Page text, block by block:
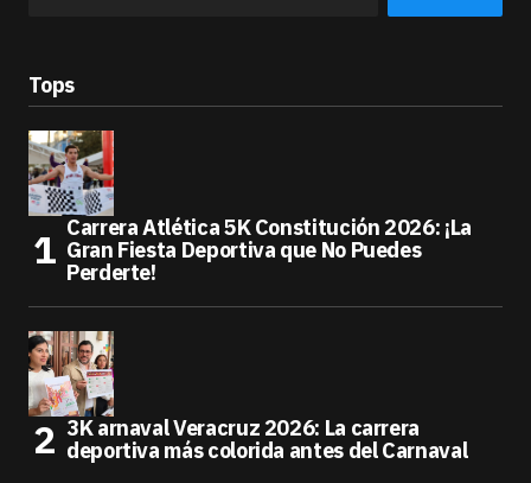
Tops
Carrera Atlética 5K Constitución 2026: ¡La
Gran Fiesta Deportiva que No Puedes
Perderte!
3K arnaval Veracruz 2026: La carrera
deportiva más colorida antes del Carnaval